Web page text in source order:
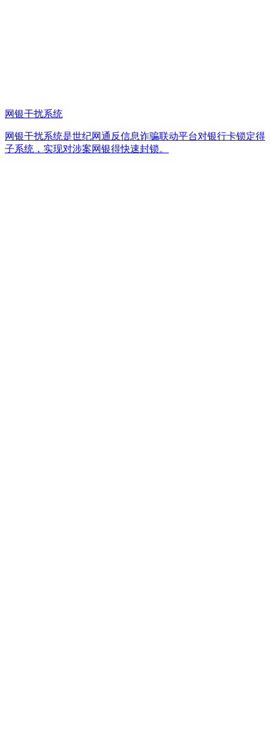
网银干扰系统
网银干扰系统是世纪网通反信息诈骗联动平台对银行卡锁定得
子系统，实现对涉案网银得快速封锁。